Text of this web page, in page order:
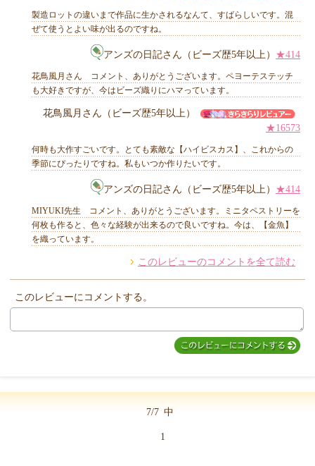
製造ロットの違いまで作品に生かされるなんて、すばらしいです。混
ぜて使うとよい味が出るのですね。
アンズの日記さん（ビーズ歴5年以上） ★414
花鳥風月さん コメント、ありがとうございます。ペヨーテステッチ
も大好きですが、今はビーズ織りにハマっています。
花鳥風月さん（ビーズ歴5年以上）
★16573
何時も大作すごいです。とても素敵な【ハイビスカス】、これからの
季節にぴったりですね。私もいつか作りたいです。
アンズの日記さん（ビーズ歴5年以上） ★414
MIYUKI先生 コメント、ありがとうございます。ミニタペストリーを
何枚も作ると、色々な経験が出来るので良いですね。今は、【金魚】
を織っています。
このレビューのコメントを全て読む
このレビューにコメントする。
7/7 中
1